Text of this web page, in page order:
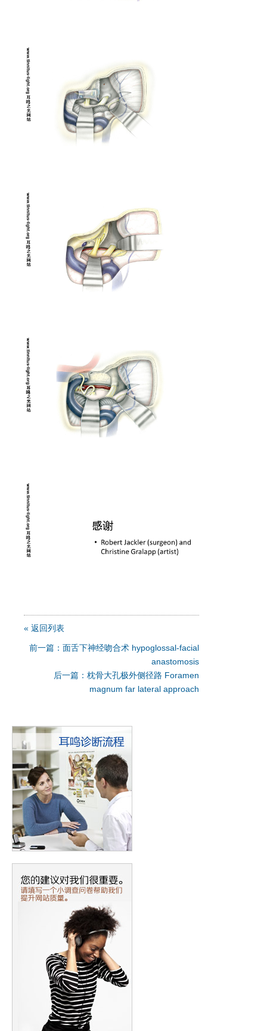
« 返回列表
前一篇：面舌下神经吻合术 hypoglossal-facial
anastomosis
后一篇：枕骨大孔极外侧径路 Foramen
magnum far lateral approach